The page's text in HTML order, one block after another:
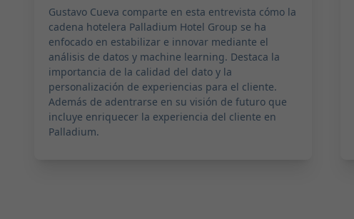
Gustavo Cueva comparte en esta entrevista cómo la
cadena hotelera Palladium Hotel Group se ha
enfocado en estabilizar e innovar mediante el
análisis de datos y machine learning. Destaca la
importancia de la calidad del dato y la
personalización de experiencias para el cliente.
Además de adentrarse en su visión de futuro que
incluye enriquecer la experiencia del cliente en
Palladium.